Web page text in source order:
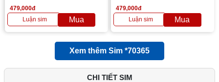
479,000đ 479,000đ
Xem thêm Sim *70365
CHI TIẾT SIM